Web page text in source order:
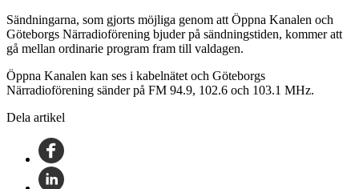
Sändningarna, som gjorts möjliga genom att Öppna Kanalen och
Göteborgs Närradioförening bjuder på sändningstiden, kommer att
gå mellan ordinarie program fram till valdagen.
Öppna Kanalen kan ses i kabelnätet och Göteborgs
Närradioförening sänder på FM 94.9, 102.6 och 103.1 MHz.
Dela artikel